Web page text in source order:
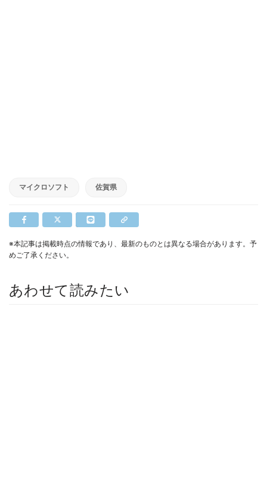
マイクロソフト 佐賀県
※本記事は掲載時点の情報であり、最新のものとは異なる場合があります。予
めご了承ください。
あわせて読みたい